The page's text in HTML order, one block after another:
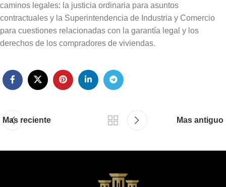
caminos legales: la justicia ordinaria para asuntos
contractuales y la Superintendencia de Industria y Comercio
para cuestiones relacionadas con la garantía legal y los
derechos de los compradores de viviendas.
Mas reciente Mas antiguo